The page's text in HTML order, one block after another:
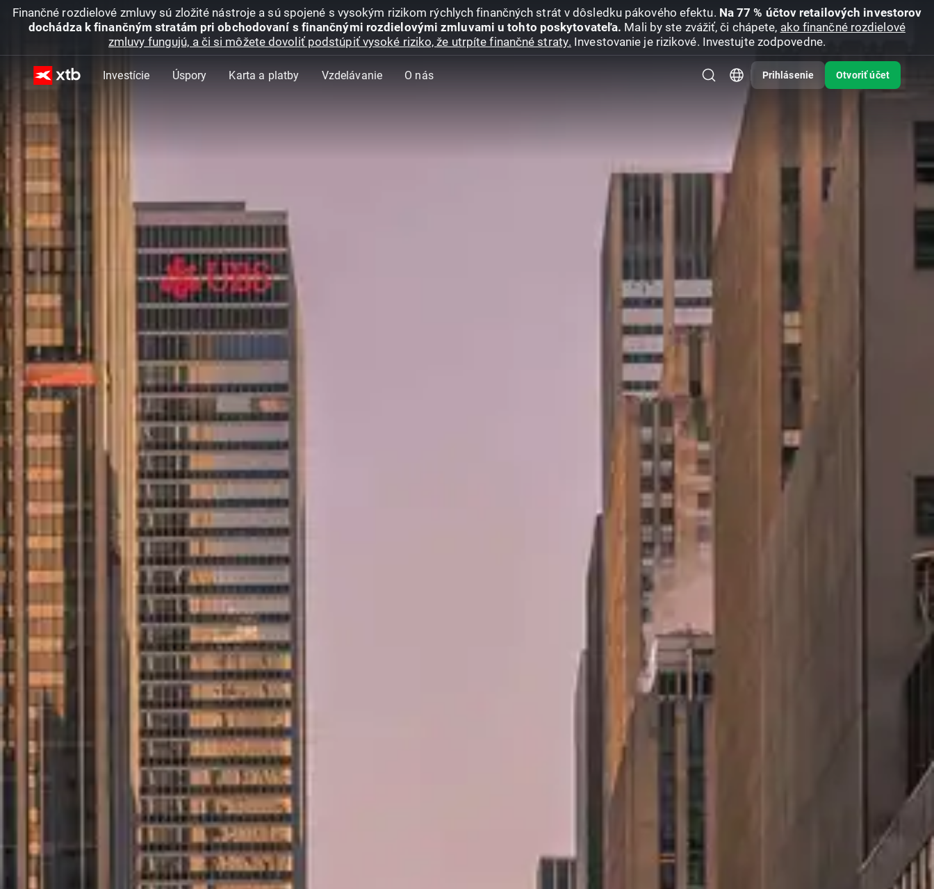
Finančné rozdielové zmluvy sú zložité nástroje a sú spojené s vysokým rizikom rýchlych finančných strát v dôsledku pákového efektu. Na 77 % účtov retailových investorov
dochádza k finančným stratám pri obchodovaní s finančnými rozdielovými zmluvami u tohto poskytovateľa. Mali by ste zvážiť, či chápete, ako finančné rozdielové
zmluvy fungujú, a či si môžete dovoliť podstúpiť vysoké riziko, že utrpíte finančné straty. Investovanie je rizikové. Investujte zodpovedne.
Investície Úspory Karta a platby Vzdelávanie O nás Prihlásenie Otvoriť účet